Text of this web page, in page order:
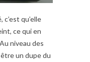
qu’elle
ce qui en
niveau des
un dupe du